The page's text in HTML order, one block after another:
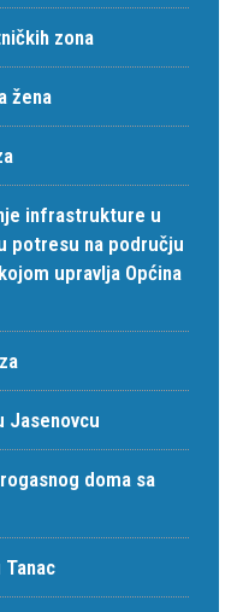
zona
žena
infrastrukture u
potresu na području
upravlja Općina
Jasenovcu
doma sa